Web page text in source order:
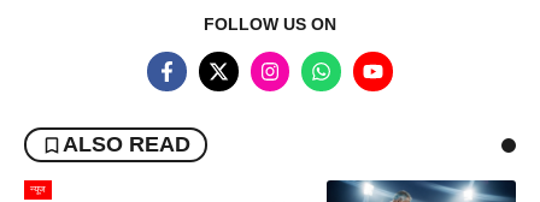
FOLLOW US ON
ALSO READ
न्यूज